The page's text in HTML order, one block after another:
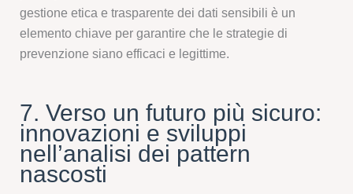
gestione etica e trasparente dei dati sensibili è un
elemento chiave per garantire che le strategie di
prevenzione siano efficaci e legittime.
7. Verso un futuro più sicuro:
innovazioni e sviluppi
nell’analisi dei pattern
nascosti